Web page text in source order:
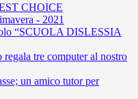
CHOICE
- 2021
“SCUOLA DISLESSIA
tre computer al nostro
un amico tutor per